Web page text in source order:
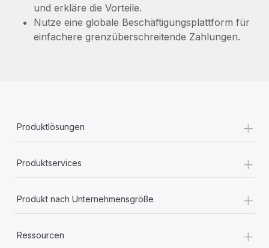
und erkläre die Vorteile.
Nutze eine globale Beschäftigungsplattform für
einfachere grenzüberschreitende Zahlungen.
Produktlösungen +
Produktservices +
Produkt nach Unternehmensgröße +
Ressourcen +